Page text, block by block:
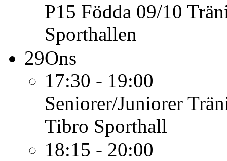
P15 Födda 09/10
Sporthallen
29Ons
17:30 - 19:00
Seniorer/Juniorer
Tibro Sporthall
18:15 - 20:00